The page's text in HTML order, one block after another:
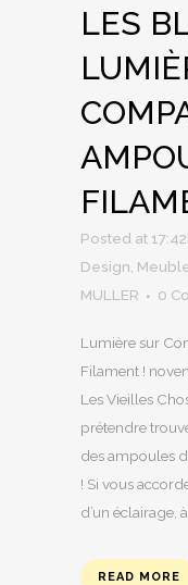
LES
Posted at
Design
MULLER
0
Lumière sur
Filament !
Les Vieilles
prétendre
des ampoules
! Si vous
d’un éclairage, à...
READ MORE